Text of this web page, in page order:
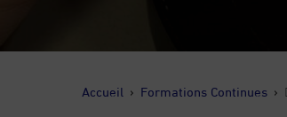
Accueil › Formations Continues ›